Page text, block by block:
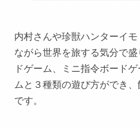
内村さんや珍獣ハンターイ
ながら世界を旅する気分で
ドゲーム、ミニ指令ボード
ムと３種類の遊び方ができ
です。